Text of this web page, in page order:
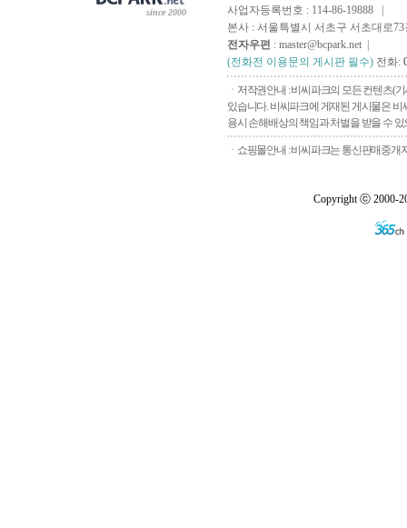
since 2000
사업자등록번호 : 114-86-19888 |
본사 : 서울특별시 서초구 서초대로73
전자우편 : master@bcpark.net |
(전화전 이용문의 게시판 필수) 전화:
ㆍ저작권안내 : 비씨파크의 모든 컨텐츠(
있습니다. 비씨파크에 게재된 게시물은
용시 손해배상의 책임과 처벌을 받을 수
ㆍ쇼핑몰안내 : 비씨파크는 통신판매중개
Copyright ⓒ 2000-